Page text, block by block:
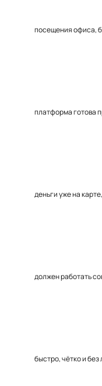
посещения офиса,
платформа готова
деньги уже на
должен работать
быстро, чётко и